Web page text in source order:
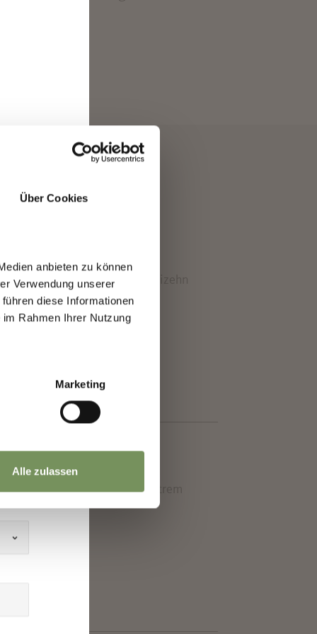
Über Cookies
anbieten zu können
Verwendung unserer
diese Informationen
Rahmen Ihrer Nutzung
Marketing
Alle zulassen
Park. Ausgestattet mit dreizehn
Natürlich aufregend und extrem